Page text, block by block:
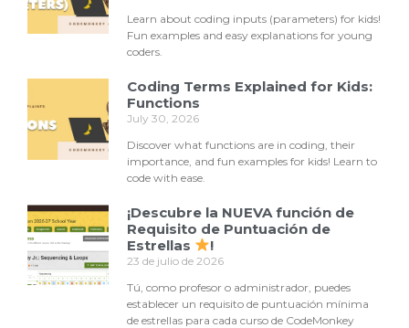
Learn about coding inputs (parameters) for kids!
Fun examples and easy explanations for young
coders.
Coding Terms Explained for Kids:
Functions
July 30, 2026
Discover what functions are in coding, their
importance, and fun examples for kids! Learn to
code with ease.
¡Descubre la NUEVA función de
Requisito de Puntuación de
Estrellas
!
23 de julio de 2026
Tú, como profesor o administrador, puedes
establecer un requisito de puntuación mínima
de estrellas para cada curso de CodeMonkey